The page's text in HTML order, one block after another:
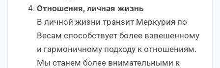
Отношения, личная жизнь
В личной жизни транзит Меркурия по
Весам способствует более взвешенному
и гармоничному подходу к отношениям.
Мы станем более внимательными к